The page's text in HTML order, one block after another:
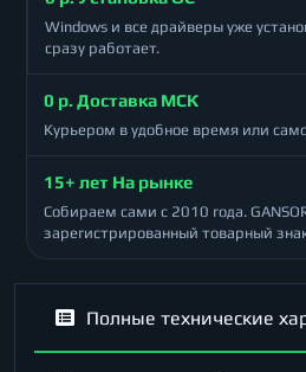
Windows и все драйверы уже
сразу работает.
0 р. Доставка МСК
Курьером в удобное время или
15+ лет На рынке
Собираем сами с 2010 года.
зарегистрированный товарный
Полные технические